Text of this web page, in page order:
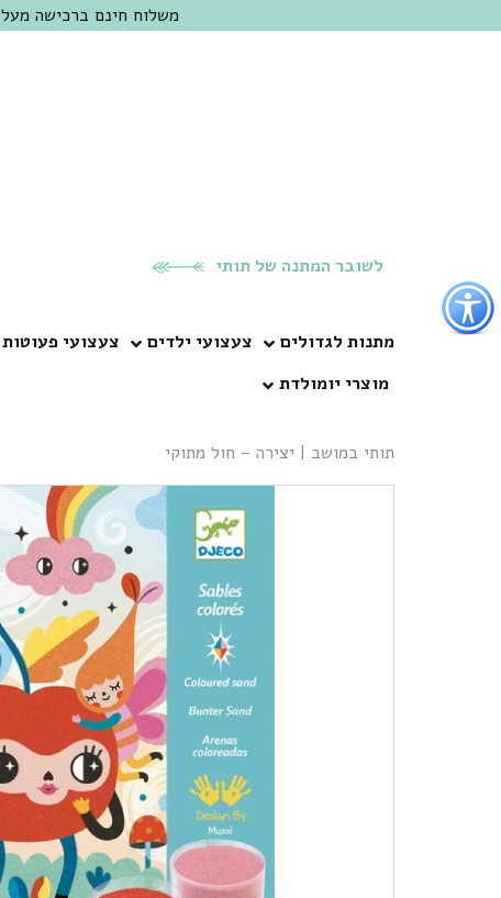
כפתור
לפתיחת
תפריט
נגישות
משלוח חינם ברכישה מעל 300 ש"ח | אופציה למשלוח מהיום להיום באזור המרכז | מוזמנים לבקר בחנות בכפר שמריהו
לשובר המתנה של תותי
מתנות לגדולים צעצועי ילדים צעצועי פעוטות
מוצרי יומולדת
תותי במושב | יצירה – חול מתוקי